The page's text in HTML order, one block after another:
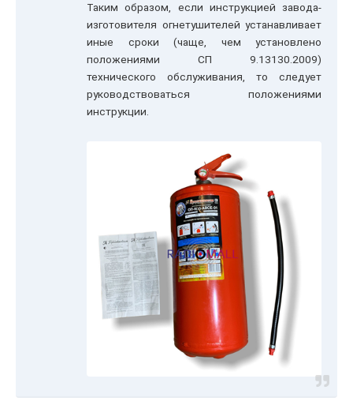
Таким образом, если инструкцией завода-
изготовителя огнетушителей устанавливает
иные сроки (чаще, чем установлено
положениями СП 9.13130.2009)
технического обслуживания, то следует
руководствоваться положениями
инструкции.